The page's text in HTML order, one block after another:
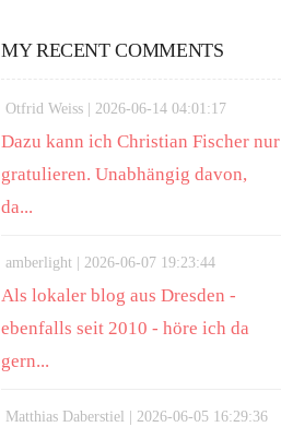
MY RECENT COMMENTS
Otfrid Weiss | 2026-06-14 04:01:17
Dazu kann ich Christian Fischer nur
gratulieren. Unabhängig davon,
da...
amberlight | 2026-06-07 19:23:44
Als lokaler blog aus Dresden -
ebenfalls seit 2010 - höre ich da
gern...
Matthias Daberstiel | 2026-06-05 16:29:36